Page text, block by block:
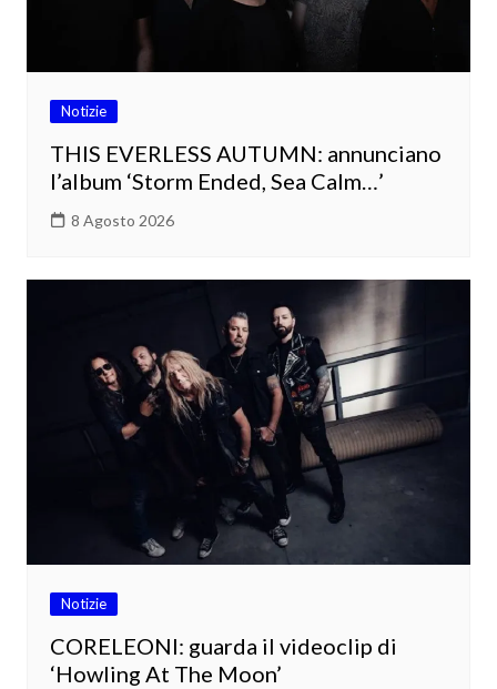
Notizie
THIS EVERLESS AUTUMN: annunciano
l’album ‘Storm Ended, Sea Calm…’
8 Agosto 2026
Notizie
CORELEONI: guarda il videoclip di
‘Howling At The Moon’